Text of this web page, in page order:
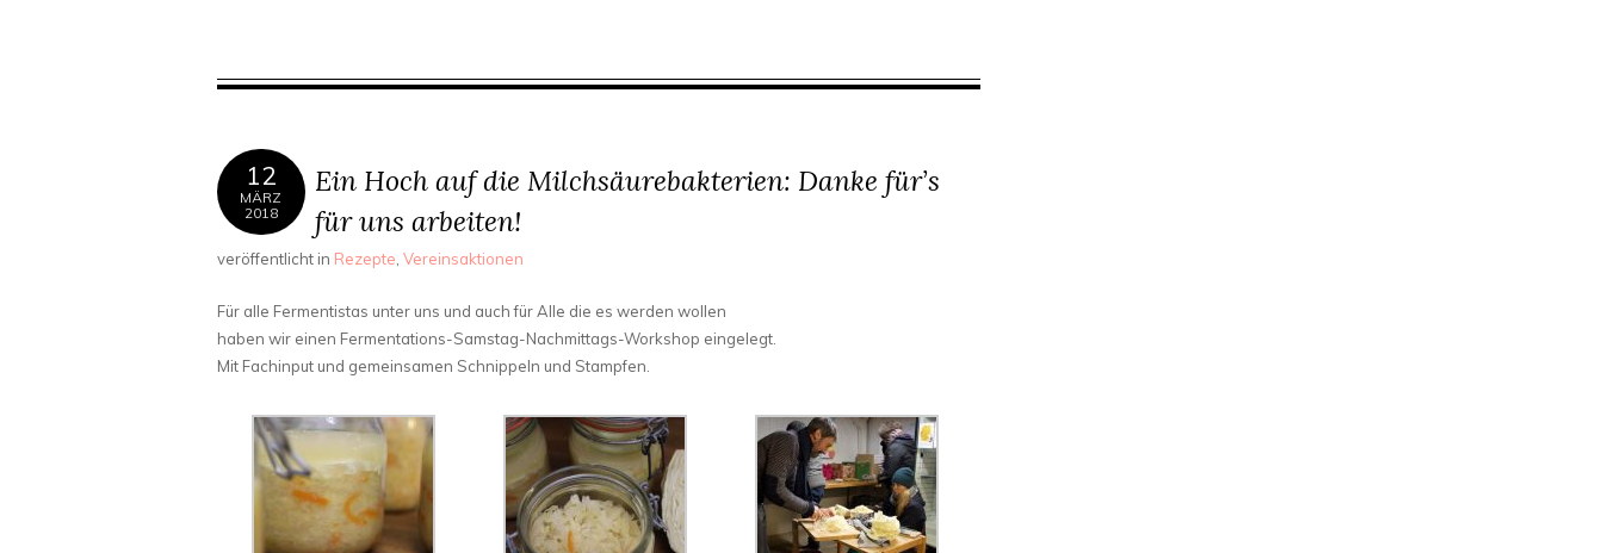
12
MÄRZ
2018
Ein Hoch auf die Milchsäurebakterien: Danke für’s
für uns arbeiten!
veröffentlicht in Rezepte ,Vereinsaktionen
Für alle Fermentistas unter uns und auch für Alle die es werden wollen
haben wir einen Fermentations-Samstag-Nachmittags-Workshop eingelegt.
Mit Fachinput und gemeinsamen Schnippeln und Stampfen.